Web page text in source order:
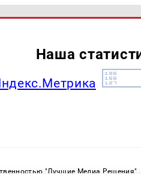
Наша
"Лучшие Медиа Решения"